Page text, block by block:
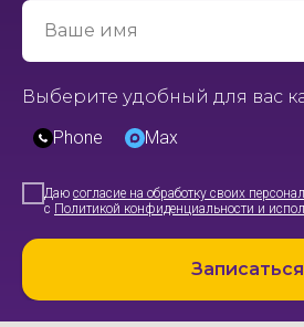
Ваше имя
Выберите удобный для вас
Phone
Max
Даю согласие на обработку своих
с Политикой конфиденциальности и
Записаться